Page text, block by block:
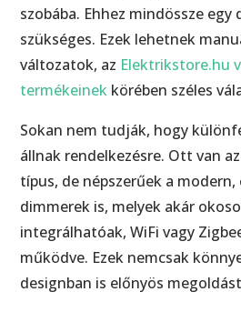
szobába. Ehhez mindössze egy
szükséges. Ezek lehetnek
változatok, az Elektrikstore.hu
termékeinek körében széles
Sokan nem tudják, hogy
állnak rendelkezésre. Ott van
típus, de népszerűek a
dimmerek is, melyek akár
integrálhatóak, WiFi vagy
működve. Ezek nemcsak
designban is előnyös